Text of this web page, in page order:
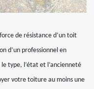
de résistance d’un toit
d’un professionnel en
type, l’état et l’ancienneté
votre toiture au moins une